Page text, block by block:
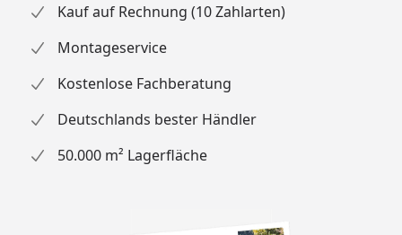
Kauf auf Rechnung (10 Zahlarten)
Montageservice
Kostenlose Fachberatung
Deutschlands bester Händler
50.000 m² Lagerfläche